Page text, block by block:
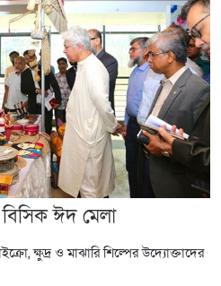
ঈদ মেলা
ক্ষুদ্র ও মাঝারি শিল্পের উদ্যোক্তাদের